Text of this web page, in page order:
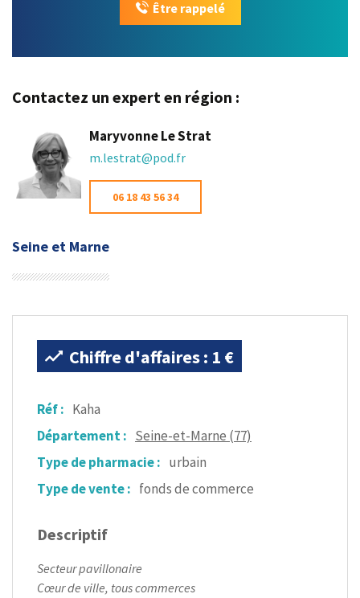
Être rappelé
Contactez un expert en région :
Maryvonne Le Strat
m.lestrat@pod.fr
06 18 43 56 34
Seine et Marne
Chiffre d'affaires : 1 €
Réf : Kaha
Département : Seine-et-Marne (77)
Type de pharmacie : urbain
Type de vente : fonds de commerce
Descriptif
Secteur pavillonaire
Cœur de ville, tous commerces